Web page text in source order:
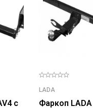
с
LADA
Фаркоп